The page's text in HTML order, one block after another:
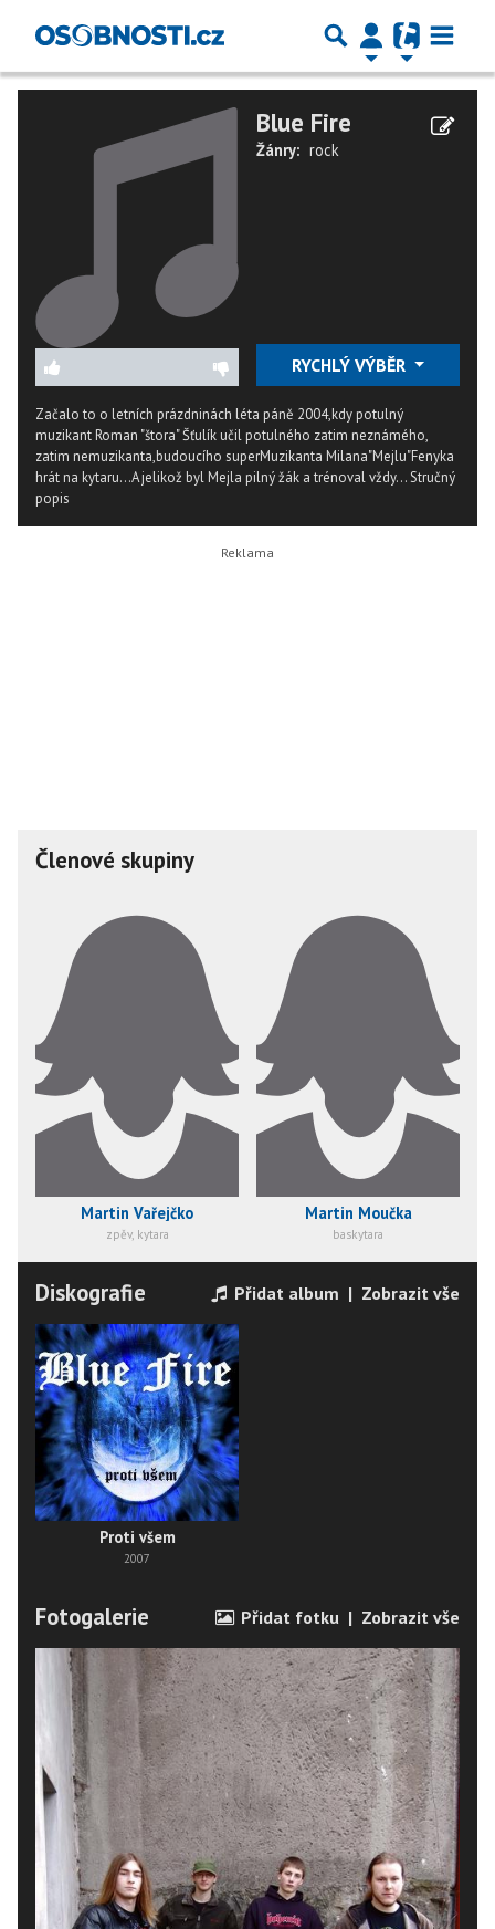
Blue Fire
Žánry: rock
RYCHLÝ VÝBĚR
Začalo to o letních prázdninách léta páně 2004,kdy potulný
muzikant Roman "štora" Šťulík učil potulného zatim neznámého,
zatim nemuzikanta,budoucího superMuzikanta Milana"Mejlu"Fenyka
hrát na kytaru...A jelikož byl Mejla pilný žák a trénoval vždy...Stručný
popis
Členové skupiny
Martin Vařejčko
zpěv, kytara
Martin Moučka
baskytara
Diskografie Přidat album | Zobrazit vše
Proti všem
2007
Fotogalerie Přidat fotku | Zobrazit vše